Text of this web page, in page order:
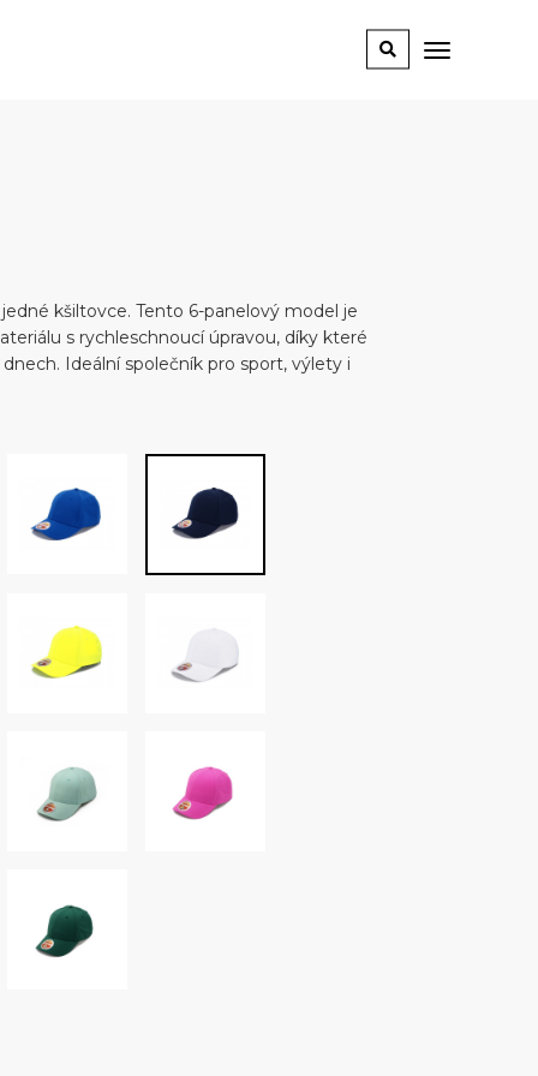
kšiltovce. Tento 6-panelový model je
s rychleschnoucí úpravou, díky které
Ideální společník pro sport, výlety i